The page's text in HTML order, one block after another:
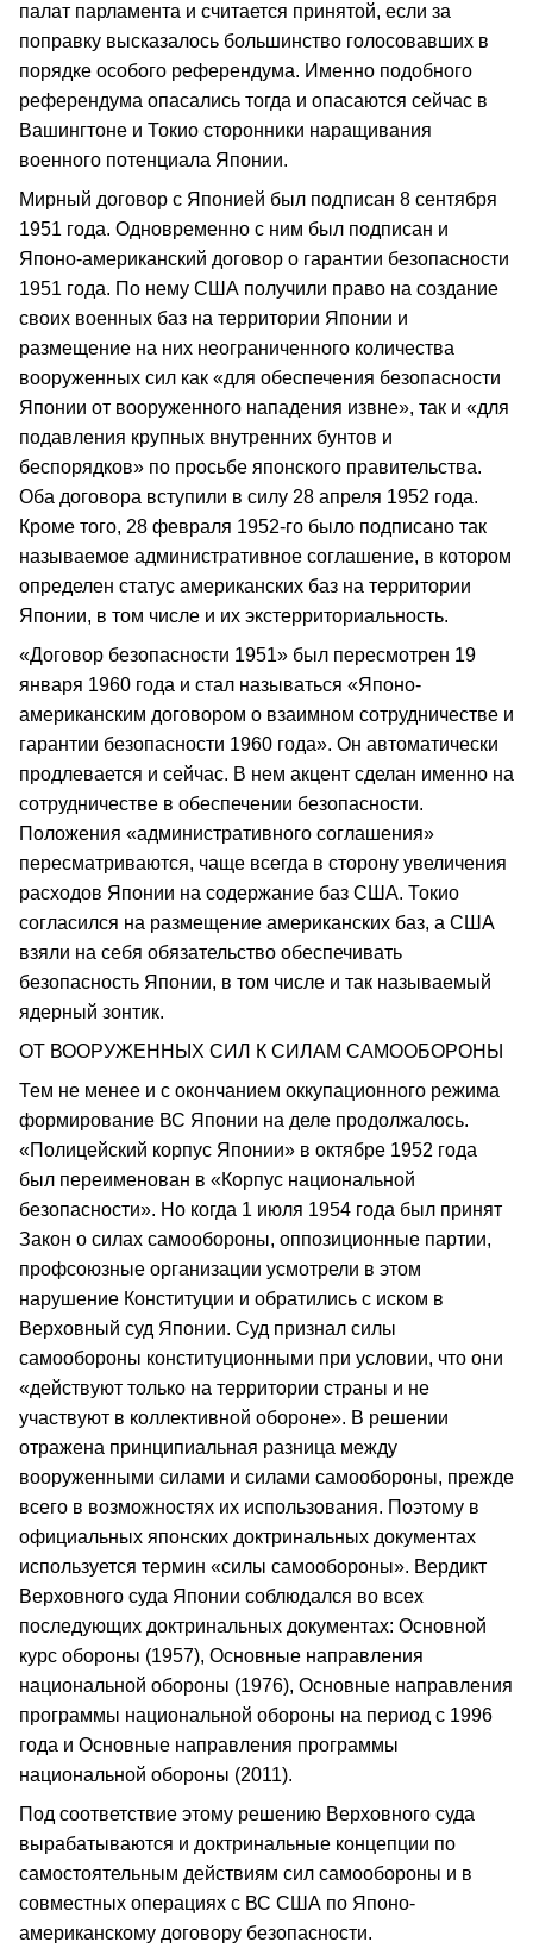
палат парламента и считается принятой, если за
поправку высказалось большинство голосовавших в
порядке особого референдума. Именно подобного
референдума опасались тогда и опасаются сейчас в
Вашингтоне и Токио сторонники наращивания
военного потенциала Японии.
Мирный договор с Японией был подписан 8 сентября
1951 года. Одновременно с ним был подписан и
Японо-американский договор о гарантии безопасности
1951 года. По нему США получили право на создание
своих военных баз на территории Японии и
размещение на них неограниченного количества
вооруженных сил как «для обеспечения безопасности
Японии от вооруженного нападения извне», так и «для
подавления крупных внутренних бунтов и
беспорядков» по просьбе японского правительства.
Оба договора вступили в силу 28 апреля 1952 года.
Кроме того, 28 февраля 1952-го было подписано так
называемое административное соглашение, в котором
определен статус американских баз на территории
Японии, в том числе и их экстерриториальность.
«Договор безопасности 1951» был пересмотрен 19
января 1960 года и стал называться «Японо-
американским договором о взаимном сотрудничестве и
гарантии безопасности 1960 года». Он автоматически
продлевается и сейчас. В нем акцент сделан именно на
сотрудничестве в обеспечении безопасности.
Положения «административного соглашения»
пересматриваются, чаще всегда в сторону увеличения
расходов Японии на содержание баз США. Токио
согласился на размещение американских баз, а США
взяли на себя обязательство обеспечивать
безопасность Японии, в том числе и так называемый
ядерный зонтик.
ОТ ВООРУЖЕННЫХ СИЛ К СИЛАМ САМООБОРОНЫ
Тем не менее и с окончанием оккупационного режима
формирование ВС Японии на деле продолжалось.
«Полицейский корпус Японии» в октябре 1952 года
был переименован в «Корпус национальной
безопасности». Но когда 1 июля 1954 года был принят
Закон о силах самообороны, оппозиционные партии,
профсоюзные организации усмотрели в этом
нарушение Конституции и обратились с иском в
Верховный суд Японии. Суд признал силы
самообороны конституционными при условии, что они
«действуют только на территории страны и не
участвуют в коллективной обороне». В решении
отражена принципиальная разница между
вооруженными силами и силами самообороны, прежде
всего в возможностях их использования. Поэтому в
официальных японских доктринальных документах
используется термин «силы самообороны». Вердикт
Верховного суда Японии соблюдался во всех
последующих доктринальных документах: Основной
курс обороны (1957), Основные направления
национальной обороны (1976), Основные направления
программы национальной обороны на период с 1996
года и Основные направления программы
национальной обороны (2011).
Под соответствие этому решению Верховного суда
вырабатываются и доктринальные концепции по
самостоятельным действиям сил самообороны и в
совместных операциях с ВС США по Японо-
американскому договору безопасности.